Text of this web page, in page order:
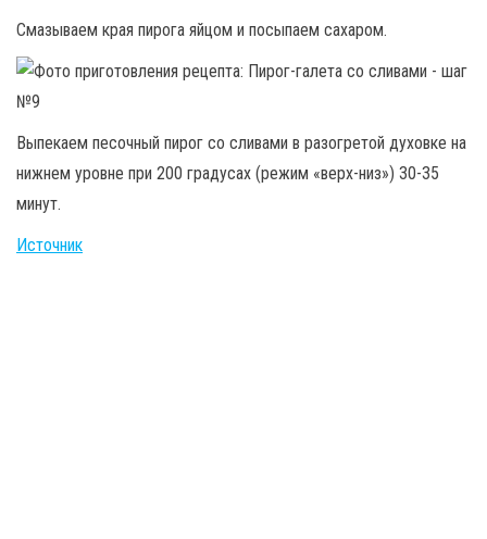
Смазываем края пирога яйцом и посыпаем сахаром.
Выпекаем песочный пирог со сливами в разогретой духовке на
нижнем уровне при 200 градусах (режим «верх-низ») 30-35
минут.
Источник